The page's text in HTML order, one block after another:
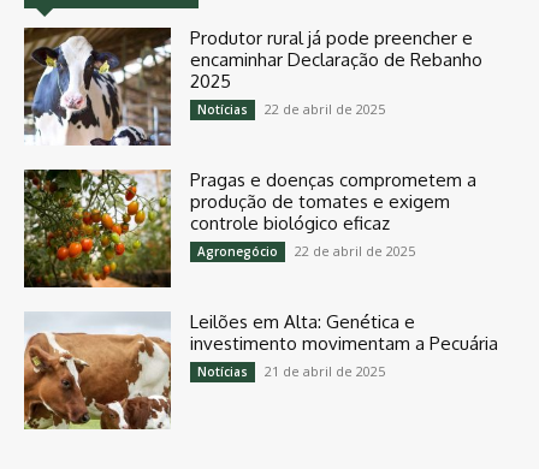
Produtor rural já pode preencher e
encaminhar Declaração de Rebanho
2025
Notícias 22 de abril de 2025
Pragas e doenças comprometem a
produção de tomates e exigem
controle biológico eficaz
Agronegócio 22 de abril de 2025
Leilões em Alta: Genética e
investimento movimentam a Pecuária
Notícias 21 de abril de 2025